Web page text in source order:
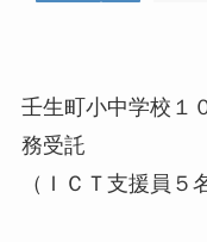
壬生町小中学校１
務受託
（ＩＣＴ支援員５